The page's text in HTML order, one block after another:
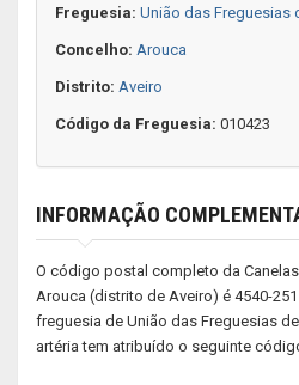
Freguesia: União das Freguesias
Concelho: Arouca
Distrito: Aveiro
Código da Freguesia: 010423
INFORMAÇÃO
O código postal completo da
Arouca (distrito de Aveiro) é 4540-251
freguesia de União das Freguesias
artéria tem atribuído o seguinte